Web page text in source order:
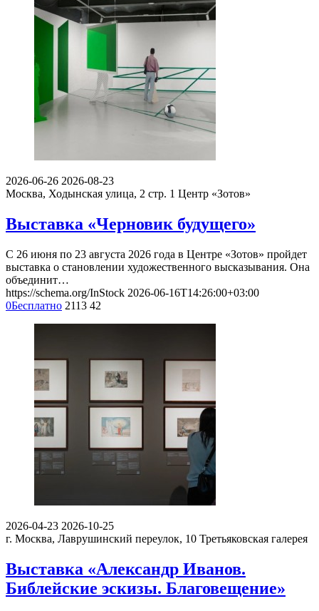
2026-06-26 2026-08-23
Москва, Ходынская улица, 2 стр. 1 Центр «Зотов»
Выставка «Черновик будущего»
С 26 июня по 23 августа 2026 года в Центре «Зотов» пройдет
выставка о становлении художественного высказывания. Она
объединит…
https://schema.org/InStock 2026-06-16T14:26:00+03:00
0Бесплатно 2113 42
2026-04-23 2026-10-25
г. Москва, Лаврушинский переулок, 10 Третьяковская галерея
Выставка «Александр Иванов.
Библейские эскизы. Благовещение»